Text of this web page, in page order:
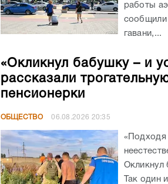
работы
сообщили
гавани,...
«Окликнул бабушку – и
рассказали
пенсионерки
ОБЩЕСТВО 06.08.2026 20:35
Окликнул
Так один